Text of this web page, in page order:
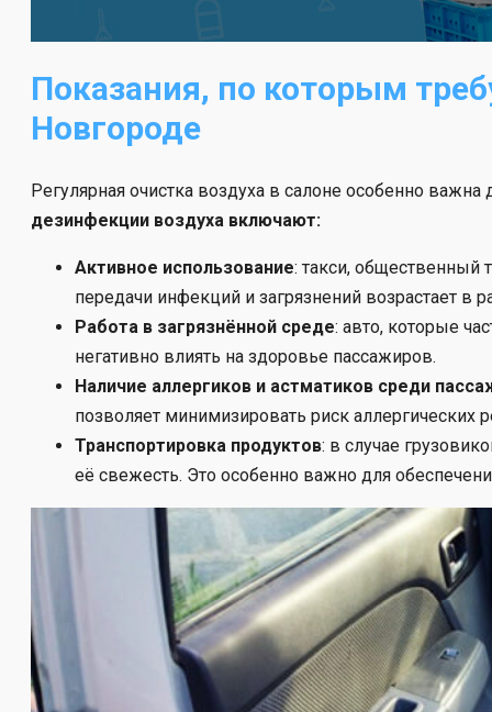
Показания, по которым
Новгороде
Регулярная очистка воздуха в салоне особенно
дезинфекции воздуха включают:
Активное использование: такси, общественный
передачи инфекций и загрязнений возрастает в
Работа в загрязнённой среде: авто, которые
негативно влиять на здоровье пассажиров.
Наличие аллергиков и астматиков среди
позволяет минимизировать риск аллергических
Транспортировка продуктов: в случае
её свежесть. Это особенно важно для